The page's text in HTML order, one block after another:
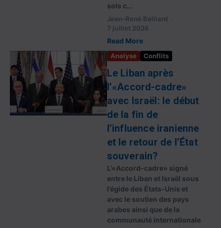
sols c...
Jean-René Belliard
7 juillet 2026
Read More
Analyse Conflits
Le Liban après
l’«Accord-cadre»
avec Israël: le début
de la fin de
l’influence iranienne
et le retour de l’État
souverain?
L’«Accord-cadre» signé
entre le Liban et Israël sous
l’égide des États-Unis et
avec le soutien des pays
arabes ainsi que de la
communauté internationale